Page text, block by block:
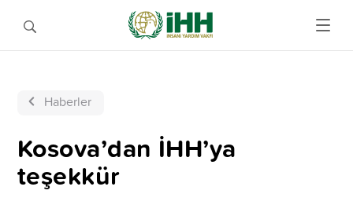
Haberler
Kosova’dan İHH’ya
teşekkür